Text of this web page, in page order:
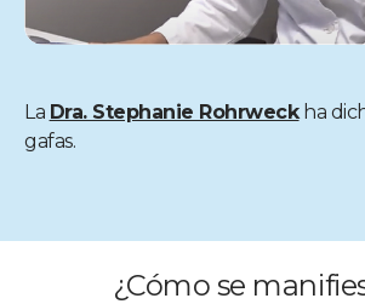
La Dra. Stephanie Rohrweckha
gafas.
¿Cómo se